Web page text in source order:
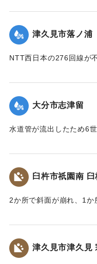
津久見市落ノ浦
NTT西日本の276回線が
大分市志津留
水道管が流出したため6
臼杵市祇園南 臼
2か所で斜面が崩れ、1か
｜固有コード:01204080
津久見市津久見